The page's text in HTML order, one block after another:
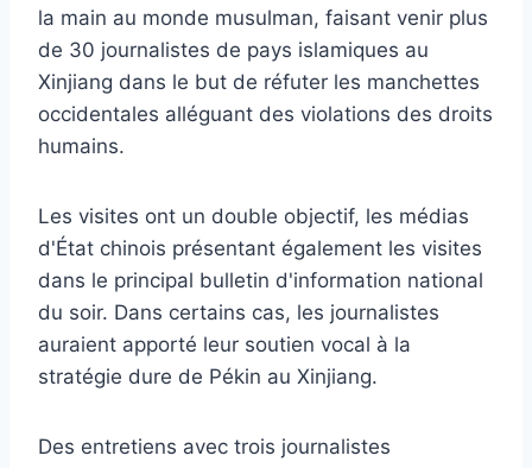
la main au monde musulman, faisant venir plus
de 30 journalistes de pays islamiques au
Xinjiang dans le but de réfuter les manchettes
occidentales alléguant des violations des droits
humains.
Les visites ont un double objectif, les médias
d'État chinois présentant également les visites
dans le principal bulletin d'information national
du soir. Dans certains cas, les journalistes
auraient apporté leur soutien vocal à la
stratégie dure de Pékin au Xinjiang.
Des entretiens avec trois journalistes